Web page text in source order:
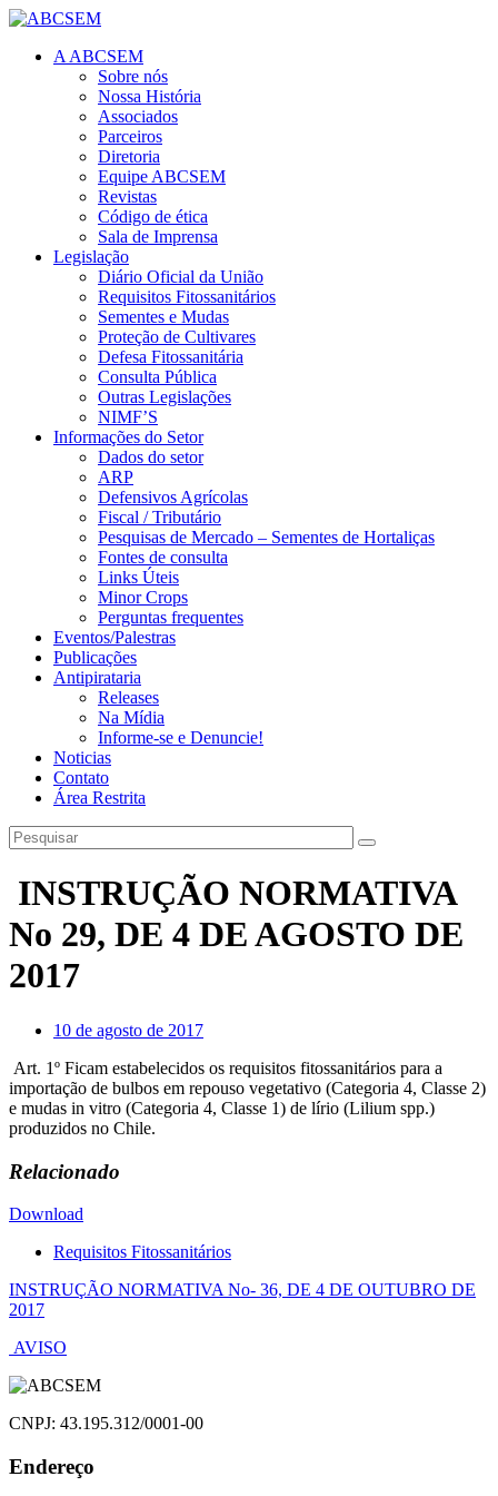
A ABCSEM
Sobre nós
Nossa História
Associados
Parceiros
Diretoria
Equipe ABCSEM
Revistas
Código de ética
Sala de Imprensa
Legislação
Diário Oficial da União
Requisitos Fitossanitários
Sementes e Mudas
Proteção de Cultivares
Defesa Fitossanitária
Consulta Pública
Outras Legislações
NIMF’S
Informações do Setor
Dados do setor
ARP
Defensivos Agrícolas
Fiscal / Tributário
Pesquisas de Mercado – Sementes de Hortaliças
Fontes de consulta
Links Úteis
Minor Crops
Perguntas frequentes
Eventos/Palestras
Publicações
Antipirataria
Releases
Na Mídia
Informe-se e Denuncie!
Noticias
Contato
Área Restrita
INSTRUÇÃO NORMATIVA
No 29, DE 4 DE AGOSTO DE
2017
10 de agosto de 2017
Art. 1º Ficam estabelecidos os requisitos fitossanitários para a
importação de bulbos em repouso vegetativo (Categoria 4, Classe 2)
e mudas in vitro (Categoria 4, Classe 1) de lírio (Lilium spp.)
produzidos no Chile.
Relacionado
Download
Requisitos Fitossanitários
Navegação
de
Post
INSTRUÇÃO NORMATIVA No- 36, DE 4 DE OUTUBRO DE
2017
AVISO
CNPJ: 43.195.312/0001-00
Endereço